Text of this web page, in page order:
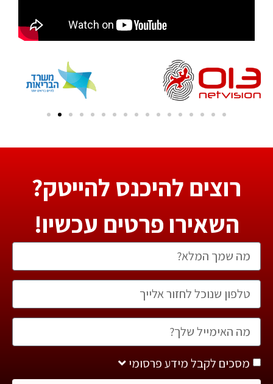
רוצים להיכנס להייטק?
השאירו פרטים עכשיו!
מסכים לקבל מידע פרסומי